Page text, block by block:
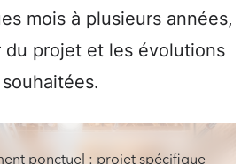
mois à plusieurs années,
du projet et les évolutions
souhaitées.
ponctuel : projet spécifique